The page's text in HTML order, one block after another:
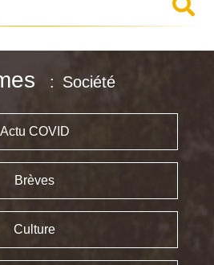
Société
Actu COVID
Brèves
Culture